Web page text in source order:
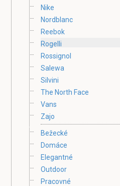
Nike
Nordblanc
Reebok
Rogelli
Rossignol
Salewa
Silvini
The North Face
Vans
Zajo
Bežecké
Domáce
Elegantné
Outdoor
Pracovné